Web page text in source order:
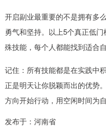
开启副业最重要的不是拥有多
勇气和坚持。以上5个真正低
殊技能，每个人都能找到适合
记住：所有技能都是在实践中
正是明天让你脱颖而出的优势
方向开始行动，用空闲时间为
发布于：河南省